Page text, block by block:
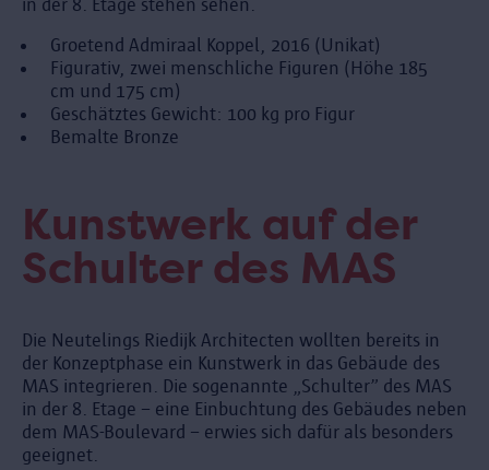
in der 8. Etage stehen sehen.
Groetend Admiraal Koppel, 2016 (Unikat)
Figurativ, zwei menschliche Figuren (Höhe 185
cm und 175 cm)
Geschätztes Gewicht: 100 kg pro Figur
Bemalte Bronze
Kunstwerk auf der
Schulter des MAS
Die Neutelings Riedijk Architecten wollten bereits in
der Konzeptphase ein Kunstwerk in das Gebäude des
MAS integrieren. Die sogenannte „Schulter” des MAS
in der 8. Etage – eine Einbuchtung des Gebäudes neben
dem MAS-Boulevard – erwies sich dafür als besonders
geeignet.